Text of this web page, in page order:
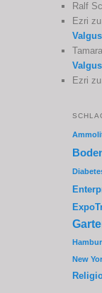
Ralf
Ezri
Tamara
Ezri
New